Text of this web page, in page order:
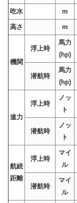
吃水 m
高さ m
機関
浮上時
馬力
(hp)
潜航時
馬力
(hp)
速力
浮上時
ノッ
ト
潜航時
ノッ
ト
航続
距離
浮上時
マイ
ル
潜航時
マイ
ル